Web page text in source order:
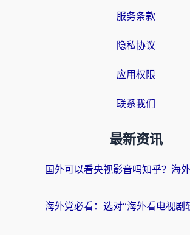
服务条款
隐私协议
应用权限
联系我们
最新资讯